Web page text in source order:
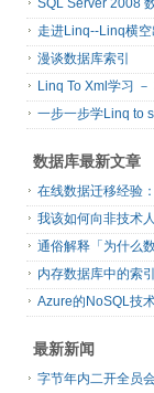
走进Linq--Linq横
漫谈数据库索引
Linq To Xml学习
一步一步学Linq to
数据库最新文章
在线数据迁移经验
我该如何向非技术
通俗解释「为什么
内存数据库中的索
Azure的NoSQL技
最新新闻